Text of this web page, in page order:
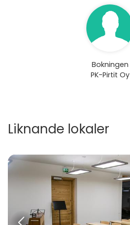
Bokningen
PK-Pirtit Oy
Liknande lokaler